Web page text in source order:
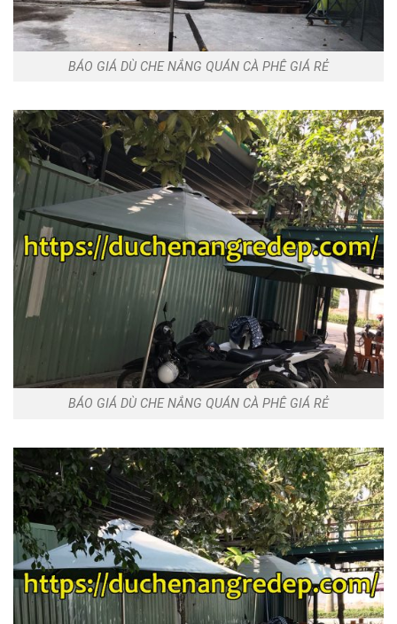
BÁO GIÁ DÙ CHE NẮNG QUÁN CÀ PHÊ GIÁ RẺ
BÁO GIÁ DÙ CHE NẮNG QUÁN CÀ PHÊ GIÁ RẺ